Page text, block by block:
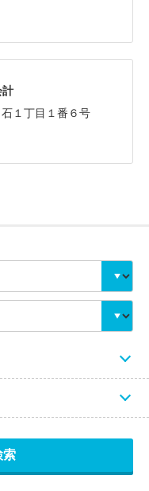
計
１丁目１番６号